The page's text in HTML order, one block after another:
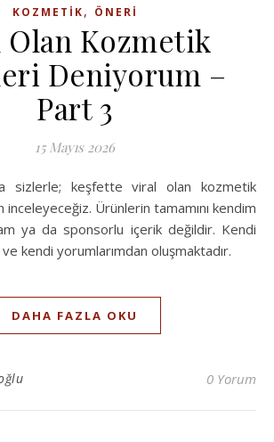
KOZMETIK, ÖNERI
Kozmetik
Deniyorum –
Part 3
15 Mayıs 2026
inceleyeceğiz. Ürünlerin tamamını kendim
ya da sponsorlu içerik değildir. Kendi
kendi yorumlarımdan oluşmaktadır.
DAHA FAZLA OKU
0 Yorum